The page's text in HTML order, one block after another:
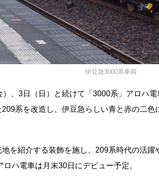
伊豆急3000系車両
、3日（日）と続けて「3000系」アロハ
系を改造し、伊豆急らしい青と赤の二
を紹介する装飾を施し、209系時代の活
ハ電車は月末30日にデビュー予定。